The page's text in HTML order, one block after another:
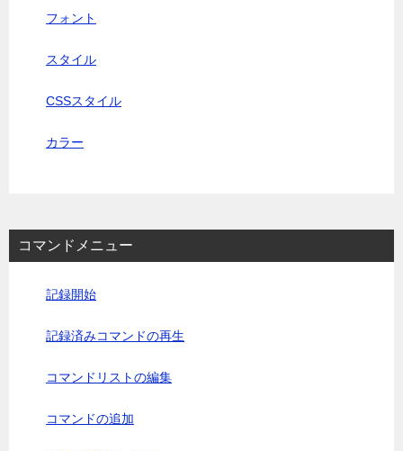
フォント
スタイル
CSSスタイル
カラー
コマンドメニュー
記録開始
記録済みコマンドの再生
コマンドリストの編集
コマンドの追加